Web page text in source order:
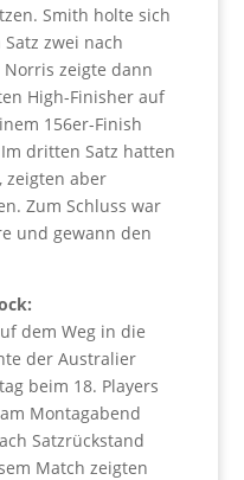
Smith holte sich
zwei nach
zeigte dann
High-Finisher auf
156er-Finish
dritten Satz hatten
zeigten aber
Zum Schluss war
und gewann den
dem Weg in die
der Australier
beim 18. Players
Montagabend
Satzrückstand
Match zeigten